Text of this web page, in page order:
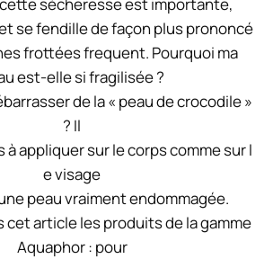
et se fendille de façon plus prononcé
frottées frequent. Pourquoi ma
est-elle si fragilisée ?
de la « peau de crocodile »
? Il
appliquer sur le corps comme sur l
e visage
peau vraiment endommagée.
cet article les produits de la gamme
Aquaphor : pour